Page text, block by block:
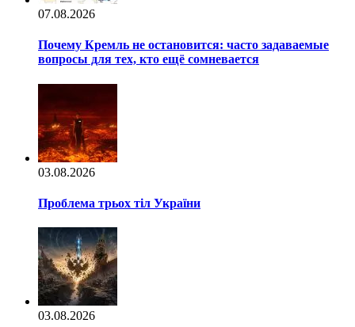
07.08.2026
Почему Кремль не остановится: часто задаваемые
вопросы для тех, кто ещё сомневается
03.08.2026
Проблема трьох тіл України
03.08.2026